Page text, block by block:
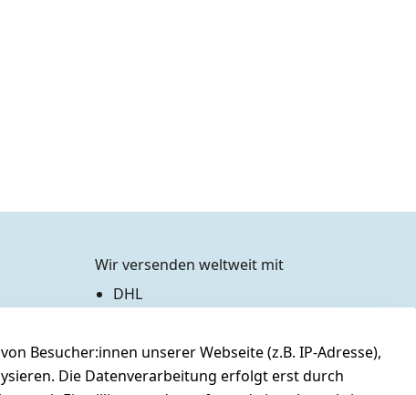
Besucher:innen unserer Webseite (z.B. IP-Adresse),
Die Datenverarbeitung erfolgt erst durch
Wir versenden weltweit mit
DHL
Vorkasse
Barzahlung bei Abholung